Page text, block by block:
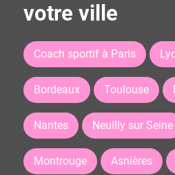
votre ville
Coach sportif à Paris
Bordeaux Toulouse
Nantes Neuilly sur Seine
Montrouge Asnières